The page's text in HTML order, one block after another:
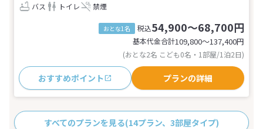
バス
トイレ 禁煙
おとな1名 税込54,900～68,700円
基本代金合計109,800〜137,400円
(おとな2名 こども0名・1部屋/1泊2日)
おすすめポイント プランの詳細
すべてのプランを見る(14プラン、3部屋タイプ)